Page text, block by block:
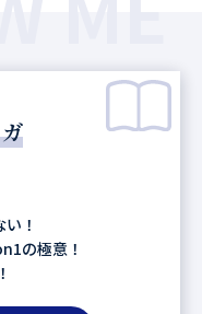
！
の極意！